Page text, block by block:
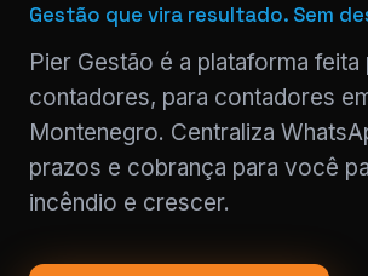
Gestão que vira resultado. Sem
Pier Gestão é a plataforma feita
contadores, para contadores
Montenegro. Centraliza
prazos e cobrança para você
incêndio e crescer.